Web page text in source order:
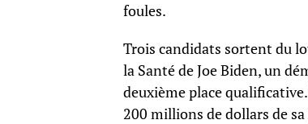
foules.
Trois candidats sortent du
la Santé de Joe Biden, un
deuxième place
200 millions de dollars de